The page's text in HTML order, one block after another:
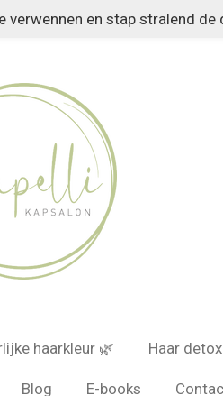
verwennen en stap stralend de
haarkleur 🌿 Haar detox
Blog E-books